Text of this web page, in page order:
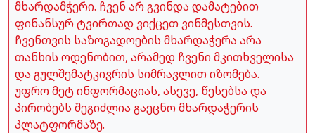
მხარდამჭერი. ჩვენ არ გვინდა დამატებით
ფინანსურ ტვირთად ვიქცეთ ვინმესთვის.
ჩვენთვის საზოგადოების მხარდაჭერა არა
თანხის ოდენობით, არამედ ჩვენი მკითხველისა
და გულშემატკივრის სიმრავლით იზომება.
უფრო მეტ ინფორმაციას, ასევე, წესებსა და
პირობებს შეგიძლია გაეცნო მხარდაჭერის
პლატფორმაზე.